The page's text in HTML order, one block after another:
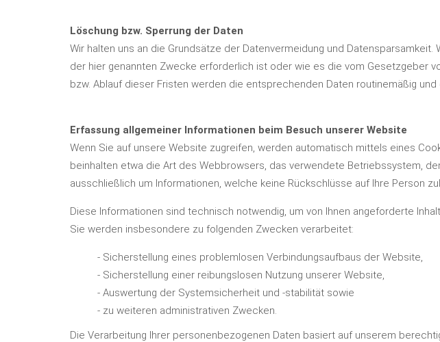
Löschung bzw. Sperrung der Daten
Wir halten uns an die Grundsätze der Datenvermeidung und
der hier genannten Zwecke erforderlich ist oder wie es die vom Gesetzgeber
bzw. Ablauf dieser Fristen werden die entsprechenden Daten routinemäßig
Erfassung allgemeiner Informationen beim Besuch unserer Website
Wenn Sie auf unsere Website zugreifen, werden automatisch mittels eines
beinhalten etwa die Art des Webbrowsers, das verwendete Betriebssystem,
ausschließlich um Informationen, welche keine Rückschlüsse auf Ihre Person
Diese Informationen sind technisch notwendig, um von Ihnen angeforderte
Sie werden insbesondere zu folgenden Zwecken verarbeitet:
- Sicherstellung eines problemlosen Verbindungsaufbaus der Website,
- Sicherstellung einer reibungslosen Nutzung unserer Website,
- Auswertung der Systemsicherheit und -stabilität sowie
- zu weiteren administrativen Zwecken.
Die Verarbeitung Ihrer personenbezogenen Daten basiert auf unserem